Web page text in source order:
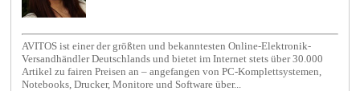
AVITOS ist einer der größten und bekanntesten Online-Elektronik-
Versandhändler Deutschlands und bietet im Internet stets über 30.000
Artikel zu fairen Preisen an – angefangen von PC-Komplettsystemen,
Notebooks, Drucker, Monitore und Software über...